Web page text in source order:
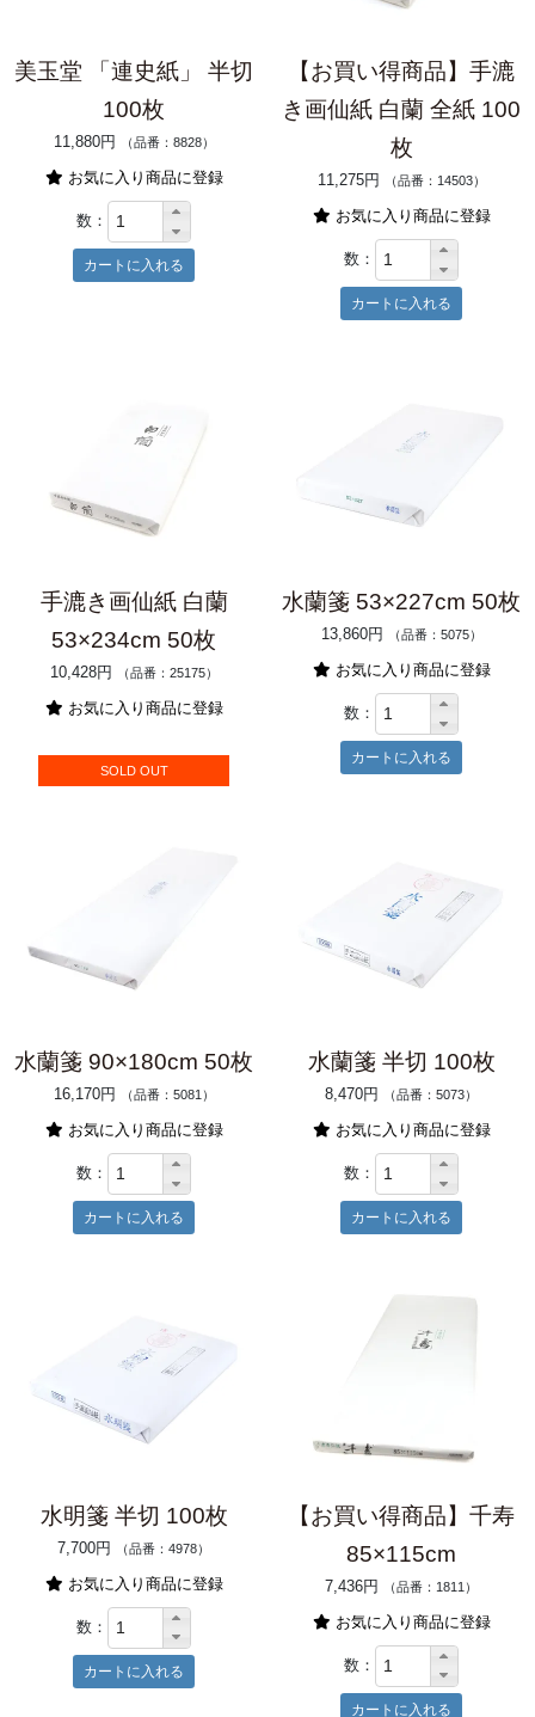
美玉堂 「連史紙」 半切
100枚
11,880円 （品番：8828）
お気に入り商品に登録
数：
【お買い得商品】手漉
き画仙紙 白蘭 全紙 100
枚
11,275円 （品番：14503）
お気に入り商品に登録
数：
手漉き画仙紙 白蘭
53×234cm 50枚
10,428円 （品番：25175）
お気に入り商品に登録
SOLD OUT
水蘭箋 53×227cm 50枚
13,860円 （品番：5075）
お気に入り商品に登録
数：
水蘭箋 90×180cm 50枚
16,170円 （品番：5081）
お気に入り商品に登録
数：
水蘭箋 半切 100枚
8,470円 （品番：5073）
お気に入り商品に登録
数：
水明箋 半切 100枚
7,700円 （品番：4978）
お気に入り商品に登録
数：
【お買い得商品】千寿
85×115cm
7,436円 （品番：1811）
お気に入り商品に登録
数：